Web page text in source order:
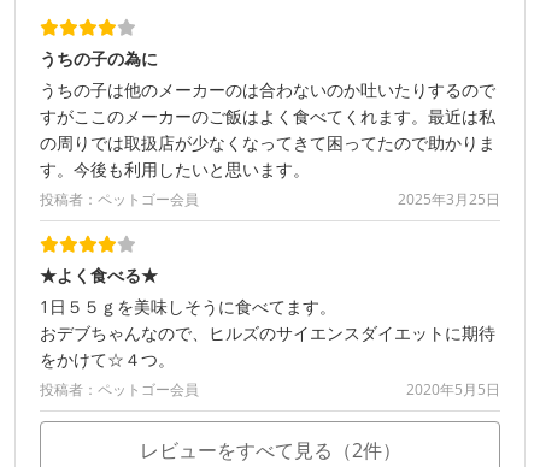
うちの子の為に
うちの子は他のメーカーのは合わないのか吐いたりするので
すがここのメーカーのご飯はよく食べてくれます。最近は私
の周りでは取扱店が少なくなってきて困ってたので助かりま
す。今後も利用したいと思います。
投稿者：ペットゴー会員 2025年3月25日
★よく食べる★
1日５５ｇを美味しそうに食べてます。
おデブちゃんなので、ヒルズのサイエンスダイエットに期待
をかけて☆４つ。
投稿者：ペットゴー会員 2020年5月5日
レビューをすべて見る（2件）